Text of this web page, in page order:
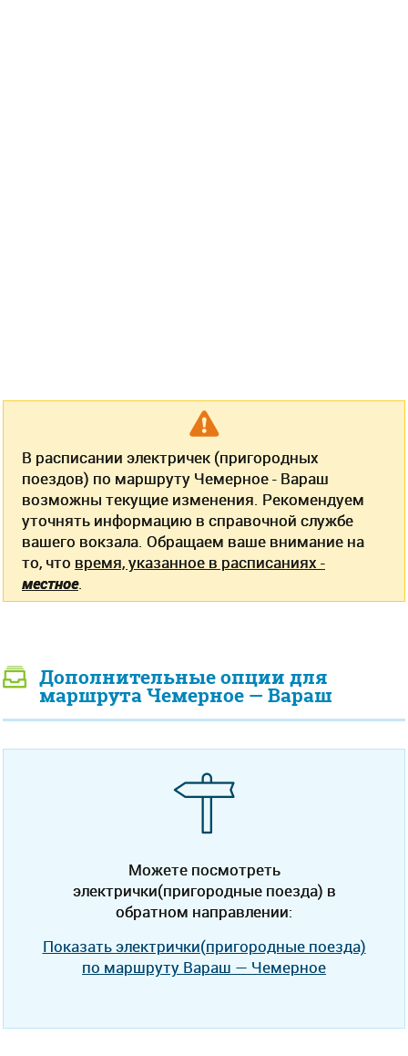
В расписании электричек (пригородных
поездов) по маршруту Чемерное - Вараш
возможны текущие изменения. Рекомендуем
уточнять информацию в справочной службе
вашего вокзала. Обращаем ваше внимание на
то, что время, указанное в расписаниях -
местное.
Дополнительные опции для
маршрута Чемерное — Вараш
Можете посмотреть
электрички(пригородные поезда) в
обратном направлении:
Показать электрички(пригородные поезда)
по маршруту Вараш — Чемерное